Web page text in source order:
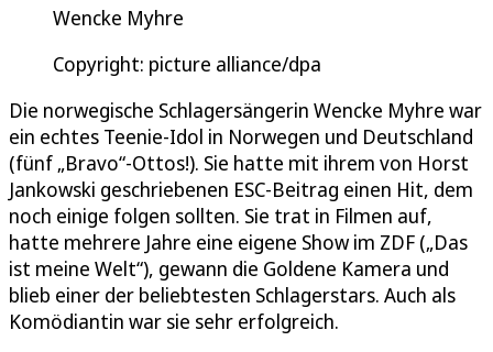
Wencke Myhre
Copyright: picture alliance/dpa
Die norwegische Schlagersängerin Wencke Myhre war
ein echtes Teenie-Idol in Norwegen und Deutschland
(fünf „Bravo“-Ottos!). Sie hatte mit ihrem von Horst
Jankowski geschriebenen ESC-Beitrag einen Hit, dem
noch einige folgen sollten. Sie trat in Filmen auf,
hatte mehrere Jahre eine eigene Show im ZDF („Das
ist meine Welt“), gewann die Goldene Kamera und
blieb einer der beliebtesten Schlagerstars. Auch als
Komödiantin war sie sehr erfolgreich.